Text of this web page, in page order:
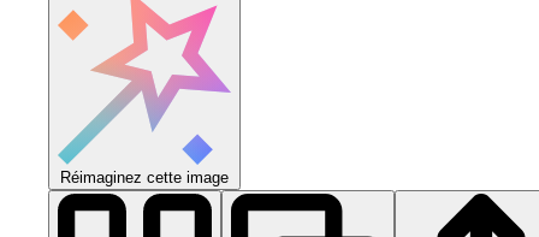
Réimaginez cette image